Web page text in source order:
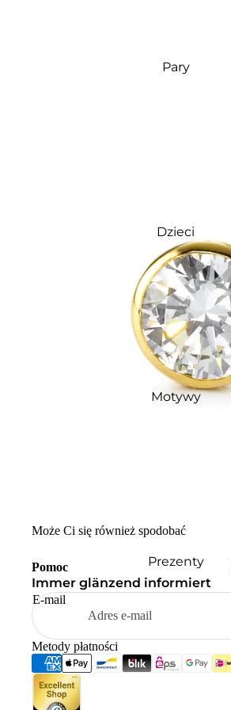
Pary
Dzieci
Motywy
Prezenty
Może Ci się również spodobać
Pomoc
Immer glänzend informiert
E-mail
Metody płatności